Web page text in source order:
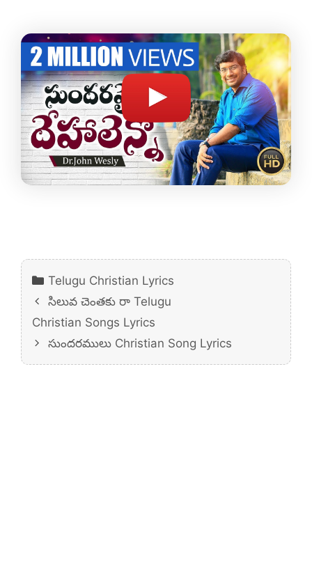
Categories
Telugu Christian Lyrics
సిలువ చెంతకు రా Telugu
Christian Songs Lyrics
సుందరములు Christian Song Lyrics